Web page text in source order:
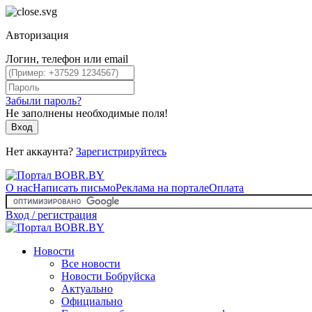
Авторизация
Логин, телефон или email
Забыли пароль?
Не заполнены необходимые поля!
Вход
Нет аккаунта? Зарегистрируйтесь
О насНаписать письмоРеклама на порталеОплата
Вход / регистрация
Новости
Все новости
Новости Бобруйска
Актуально
Официально